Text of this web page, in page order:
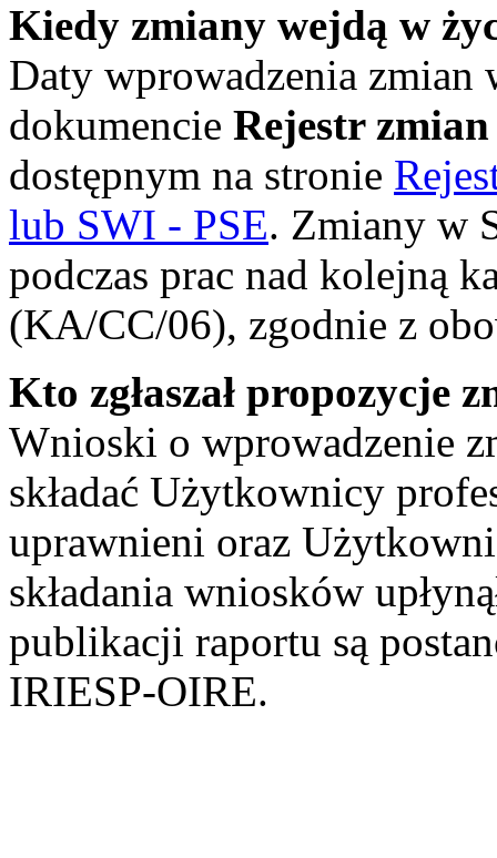
Kiedy zmiany wejdą w
Daty wprowadzenia
dokumencie Rejestr
dostępnym na stronie
lub SWI - PSE. Zmiany w
podczas prac nad kolejną
(KA/CC/06), zgodnie z
Kto zgłaszał propozycje
Wnioski o wprowadzenie
składać Użytkownicy
uprawnieni oraz
składania wniosków
publikacji raportu są
IRIESP-OIRE.